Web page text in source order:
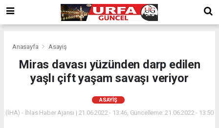
Anasayfa Asayiş
Miras davası yüzünden darp edilen
yaşlı çift yaşam savaşı veriyor
ASAYIŞ
(İHA) - İhlas Haber Ajansı | 21.06.2022 - 13:46, Güncelleme: 21.06.2022 - 13:50